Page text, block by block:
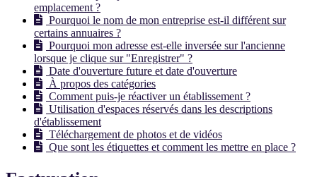
emplacement ?
Pourquoi le nom de mon entreprise est-il différent sur
certains annuaires ?
Pourquoi mon adresse est-elle inversée sur l'ancienne
lorsque je clique sur "Enregistrer" ?
Date d'ouverture future et date d'ouverture
À propos des catégories
Comment puis-je réactiver un établissement ?
Utilisation d'espaces réservés dans les descriptions
d'établissement
Téléchargement de photos et de vidéos
Que sont les étiquettes et comment les mettre en place ?